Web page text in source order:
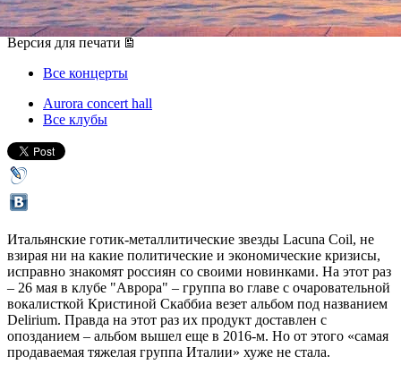
26 мая 2017, пятница,19.00
Версия для печати
Все концерты
Aurora concert hall
Все клубы
Итальянские готик-металлитические звезды Lacuna Coil, не
взирая ни на какие политические и экономические кризисы,
исправно знакомят россиян со своими новинками. На этот раз
– 26 мая в клубе "Аврора" – группа во главе с очаровательной
вокалисткой Кристиной Скаббиа везет альбом под названием
Delirium. Правда на этот раз их продукт доставлен с
опозданием – альбом вышел еще в 2016-м. Но от этого «самая
продаваемая тяжелая группа Италии» хуже не стала.